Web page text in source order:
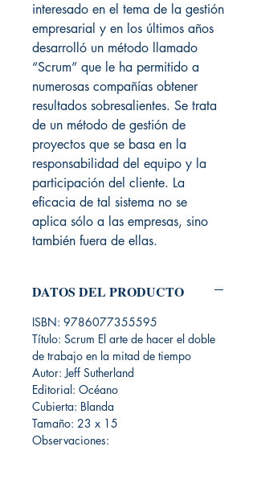
interesado en el tema de la gestión
empresarial y en los últimos años
desarrolló un método llamado
“Scrum” que le ha permitido a
numerosas compañías obtener
resultados sobresalientes. Se trata
de un método de gestión de
proyectos que se basa en la
responsabilidad del equipo y la
participación del cliente. La
eficacia de tal sistema no se
aplica sólo a las empresas, sino
también fuera de ellas.
DATOS DEL PRODUCTO
ISBN: 9786077355595
Título: Scrum El arte de hacer el doble
de trabajo en la mitad de tiempo
Autor: Jeff Sutherland
Editorial: Océano
Cubierta: Blanda
Tamaño: 23 x 15
Observaciones: